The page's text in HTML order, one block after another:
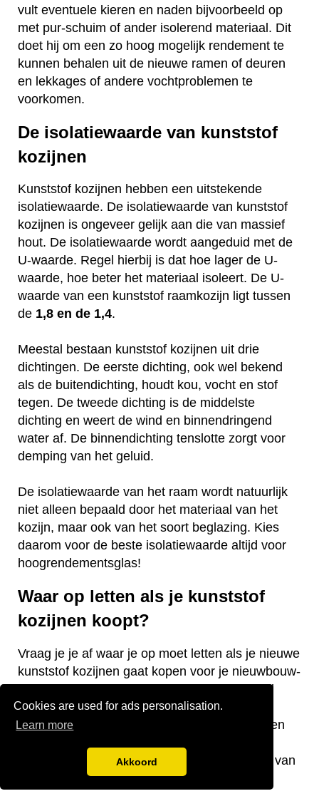
Cookies are used for ads personalisation.
Learn more
Akkoord
vult eventuele kieren en naden bijvoorbeeld op
met pur-schuim of ander isolerend materiaal. Dit
doet hij om een zo hoog mogelijk rendement te
kunnen behalen uit de nieuwe ramen of deuren
en lekkages of andere vochtproblemen te
voorkomen.
De isolatiewaarde van kunststof
kozijnen
Kunststof kozijnen hebben een uitstekende
isolatiewaarde. De isolatiewaarde van kunststof
kozijnen is ongeveer gelijk aan die van massief
hout. De isolatiewaarde wordt aangeduid met de
U-waarde. Regel hierbij is dat hoe lager de U-
waarde, hoe beter het materiaal isoleert. De U-
waarde van een kunststof raamkozijn ligt tussen
de 1,8 en de 1,4.
Meestal bestaan kunststof kozijnen uit drie
dichtingen. De eerste dichting, ook wel bekend
als de buitendichting, houdt kou, vocht en stof
tegen. De tweede dichting is de middelste
dichting en weert de wind en binnendringend
water af. De binnendichting tenslotte zorgt voor
demping van het geluid.
De isolatiewaarde van het raam wordt natuurlijk
niet alleen bepaald door het materiaal van het
kozijn, maar ook van het soort beglazing. Kies
daarom voor de beste isolatiewaarde altijd voor
hoogrendementsglas!
Waar op letten als je kunststof
kozijnen koopt?
Vraag je je af waar je op moet letten als je nieuwe
kunststof kozijnen gaat kopen voor je nieuwbouw-
of bestaande woning? Wij hebben een aantal
nuttige tips voor je! De keurmerken van de
kozijnen, welke isolatiewaarde je nodig hebt en
belangrijke aandachtspunten bij de aanschaf van
kunststof kozijnen.